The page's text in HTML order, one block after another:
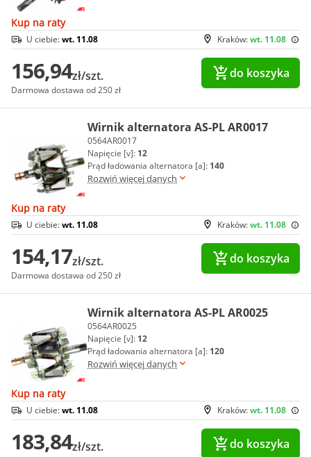
Kup na raty
Kraków:wt. 11.08
U ciebie:wt. 11.08
156,94zł/szt.
Darmowa dostawa od 250 zł
do koszyka
Wirnik alternatora AS-PL AR0017
0564AR0017
Napięcie [v]: 12
Prąd ładowania alternatora [a]: 140
Rozwiń więcej danych
Kup na raty
Kraków:wt. 11.08
U ciebie:wt. 11.08
154,17zł/szt.
Darmowa dostawa od 250 zł
do koszyka
Wirnik alternatora AS-PL AR0025
0564AR0025
Napięcie [v]: 12
Prąd ładowania alternatora [a]: 120
Rozwiń więcej danych
Kup na raty
Kraków:wt. 11.08
U ciebie:wt. 11.08
183,84zł/szt. do koszyka